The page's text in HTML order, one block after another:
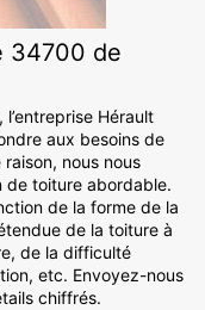
34700 de
Hérault
aux besoins de
nous nous
de toiture abordable.
de la forme de la
de la toiture à
de la difficulté
etc. Envoyez-nous
chiffrés.